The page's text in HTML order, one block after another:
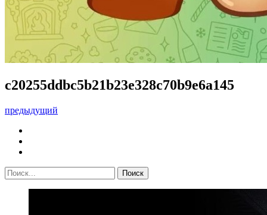
c20255ddbc5b21b23e328c70b9e6a145
предыдущий